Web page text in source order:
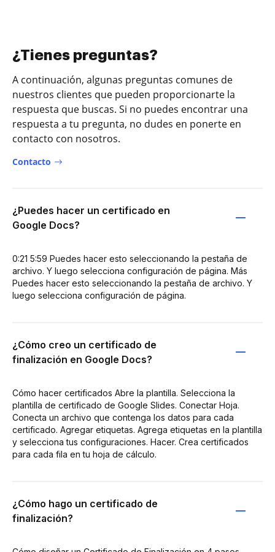
¿Tienes preguntas?
A continuación, algunas preguntas comunes de
nuestros clientes que pueden proporcionarte la
respuesta que buscas. Si no puedes encontrar una
respuesta a tu pregunta, no dudes en ponerte en
contacto con nosotros.
Contacto
¿Puedes hacer un certificado en
Google Docs?
0:21 5:59 Puedes hacer esto seleccionando la pestaña de
archivo. Y luego selecciona configuración de página. Más
Puedes hacer esto seleccionando la pestaña de archivo. Y
luego selecciona configuración de página.
¿Cómo creo un certificado de
finalización en Google Docs?
Cómo hacer certificados Abre la plantilla. Selecciona la
plantilla de certificado de Google Slides. Conectar Hoja.
Conecta un archivo que contenga los datos para cada
certificado. Agregar etiquetas. Agrega etiquetas en la plantilla
y selecciona tus configuraciones. Hacer. Crea certificados
para cada fila en tu hoja de cálculo.
¿Cómo hago un certificado de
finalización?